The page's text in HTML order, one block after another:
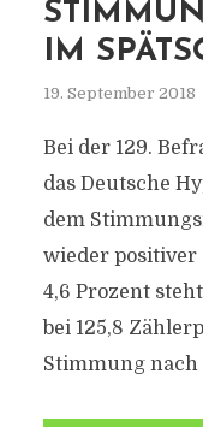
IM
19. September 2018
Bei der 129.
das Deutsche
dem
wieder positiver
4,6 Prozent
bei 125,8
Stimmung nach